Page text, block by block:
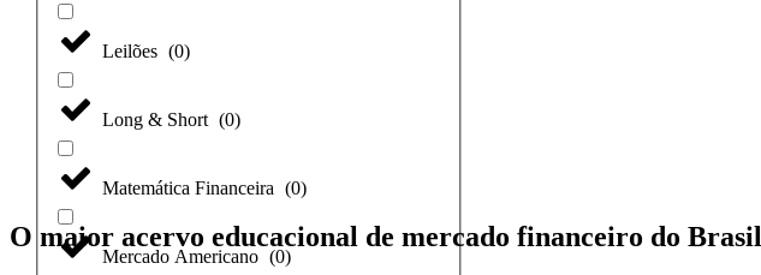
Leilões (0)
Long & Short (0)
Matemática Financeira (0)
Mercado Americano (0)
O maior acervo educacional de mercado financeiro do Brasil